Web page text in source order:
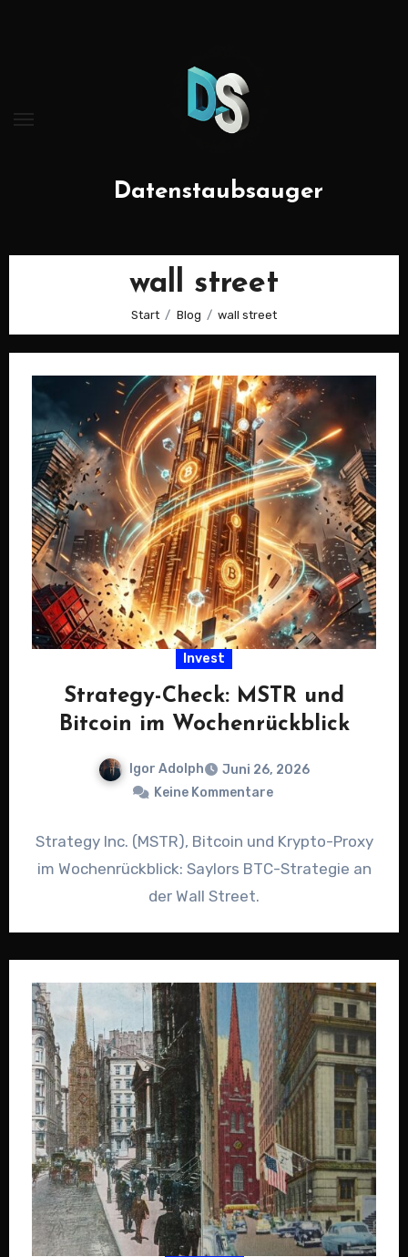
Datenstaubsauger
wall street
Start Blog wall street
Invest
Strategy-Check: MSTR und
Bitcoin im Wochenrückblick
Igor Adolph
Juni 26, 2026
Keine Kommentare
Strategy Inc. (MSTR), Bitcoin und Krypto-Proxy
im Wochenrückblick: Saylors BTC-Strategie an
der Wall Street.